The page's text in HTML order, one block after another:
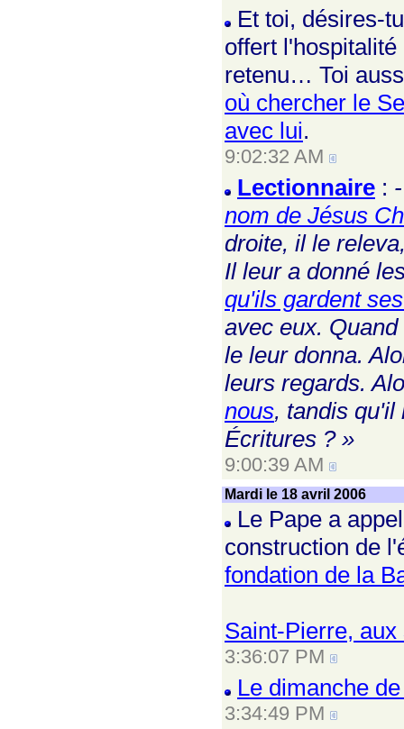
Et toi, désires-
offert
retenu… Toi
où chercher le
avec lui.
9:02:32 AM
Lectionnaire :
nom de Jésus
droite, il le
Il leur a donné
qu'ils gardent
avec eux.
le leur donna.
leurs regards.
nous, tandis qu'il
Écritures ? »
9:00:39 AM
Mardi le 18 avril 2006
Le Pape a
construction de
fondation de la
Saint-Pierre,
3:36:07 PM
Le dimanche
3:34:49 PM